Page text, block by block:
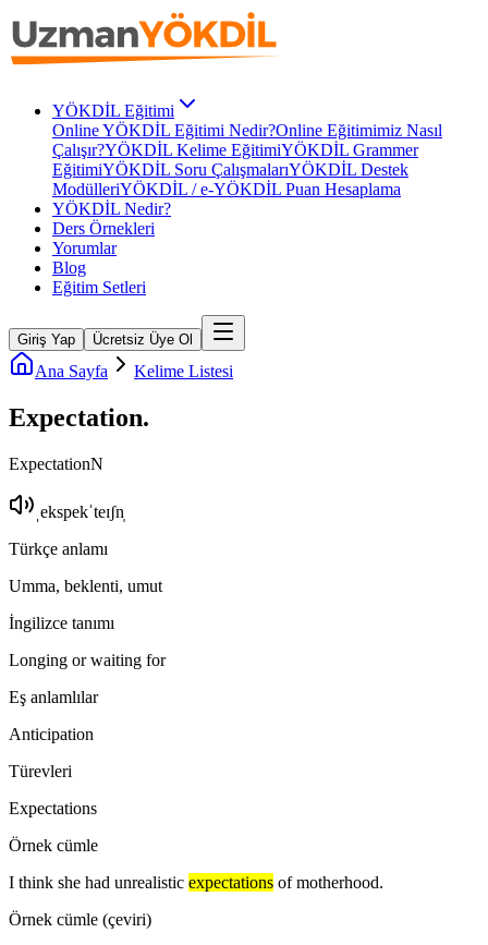
YÖKDİL Eğitimi
Online YÖKDİL Eğitimi Nedir?Online Eğitimimiz Nasıl
Çalışır?YÖKDİL Kelime EğitimiYÖKDİL Grammer
EğitimiYÖKDİL Soru ÇalışmalarıYÖKDİL Destek
ModülleriYÖKDİL / e-YÖKDİL Puan Hesaplama
YÖKDİL Nedir?
Ders Örnekleri
Yorumlar
Blog
Eğitim Setleri
Giriş Yap Ücretsiz Üye Ol
Ana Sayfa Kelime Listesi
Expectation.
ExpectationN
ˌekspekˈteɪʃn̩
Türkçe anlamı
Umma, beklenti, umut
İngilizce tanımı
Longing or waiting for
Eş anlamlılar
Anticipation
Türevleri
Expectations
Örnek cümle
I think she had unrealistic expectations of motherhood.
Örnek cümle (çeviri)